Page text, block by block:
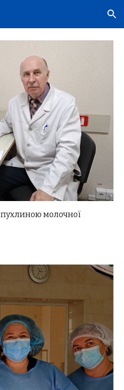
Skip to navigation
пухлиною молочної